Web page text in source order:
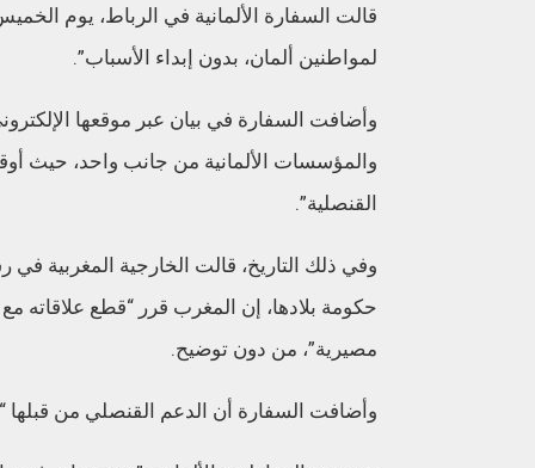
قالت السفارة الألمانية في الرباط، يوم
لمواطنين ألمان، بدون إبداء الأسباب”.
والمؤسسات الألمانية من جانب واحد، حيث
القنصلية”.
وفي ذلك التاريخ، قالت الخارجية المغربية في
حكومة بلادها، إن المغرب قرر “قطع علاقاته
مصيرية”، من دون توضيح.
وأضافت السفارة أن الدعم القنصلي من قبلها